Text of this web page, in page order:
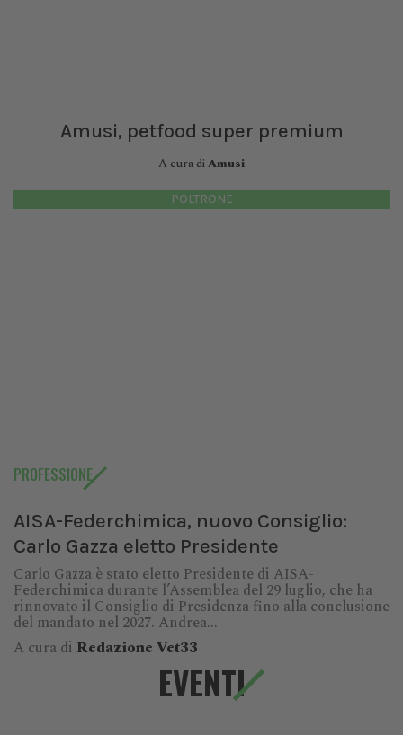
Amusi, petfood super premium
A cura diAmusi
POLTRONE
PROFESSIONE
AISA-Federchimica, nuovo Consiglio:
Carlo Gazza eletto Presidente
Carlo Gazza è stato eletto Presidente di AISA-
Federchimica durante l’Assemblea del 29 luglio, che ha
rinnovato il Consiglio di Presidenza fino alla conclusione
del mandato nel 2027. Andrea...
A cura di Redazione Vet33
EVENTI